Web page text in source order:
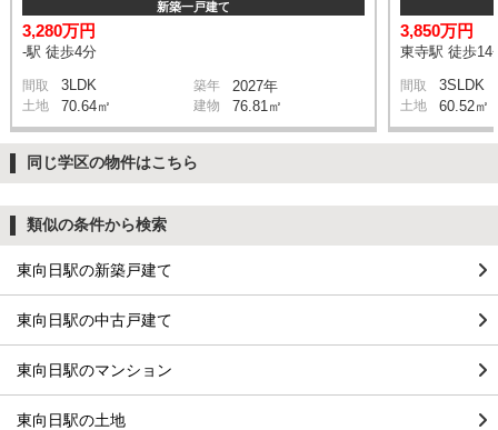
新築一戸建て
3,280万円
-駅 徒歩4分
間取 3LDK 築年 2027年
土地 70.64㎡ 建物 76.81㎡
3,850万円
東寺駅 徒歩14
間取 3SLDK
土地 60.52㎡
同じ学区の物件はこちら
類似の条件から検索
東向日駅の新築戸建て
東向日駅の中古戸建て
東向日駅のマンション
東向日駅の土地